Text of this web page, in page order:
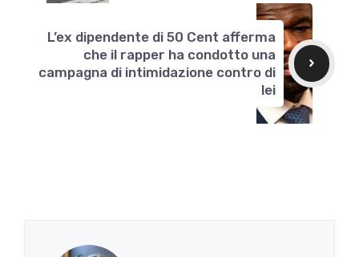
L’ex dipendente di 50 Cent afferma
che il rapper ha condotto una
campagna di intimidazione contro di
lei